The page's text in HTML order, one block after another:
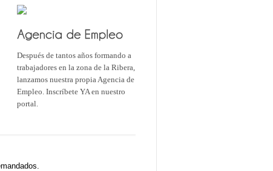
Después de tantos años formando a
trabajadores en la zona de la Ribera,
lanzamos nuestra propia Agencia de
Empleo. Inscríbete YA en nuestro
portal.